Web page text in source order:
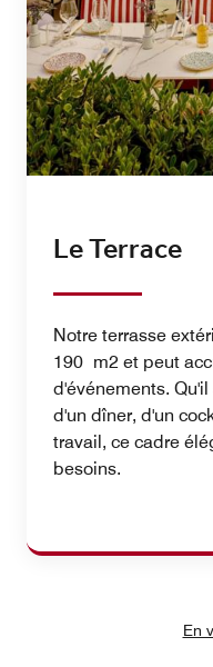
Le Terrace
Notre terrasse
190 m2 et peut
d'événements.
d'un dîner, d'un
travail, ce cadre
besoins.
En